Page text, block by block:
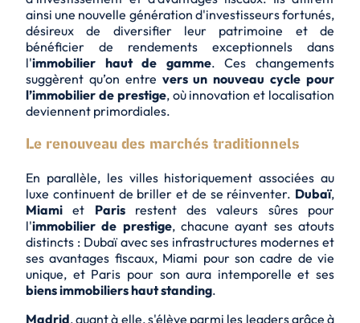
ainsi une nouvelle génération d'investisseurs fortunés,
désireux de diversifier leur patrimoine et de
bénéficier de rendements exceptionnels dans
l'immobilier haut de gamme. Ces changements
suggèrent qu’on entre vers un nouveau cycle pour
l’immobilier de prestige, où innovation et localisation
deviennent primordiales.
Le renouveau des marchés traditionnels
En parallèle, les villes historiquement associées au
luxe continuent de briller et de se réinventer. Dubaï,
Miami et Parisrestent des valeurs sûres pour
l'immobilier de prestige, chacune ayant ses atouts
distincts : Dubaïavec ses infrastructures modernes et
ses avantages fiscaux, Miami pour son cadre de vie
unique, et Paris pour son aura intemporelle et ses
biens immobiliers haut standing.
Madrid, quant à elle, s'élève parmi les leaders grâce à